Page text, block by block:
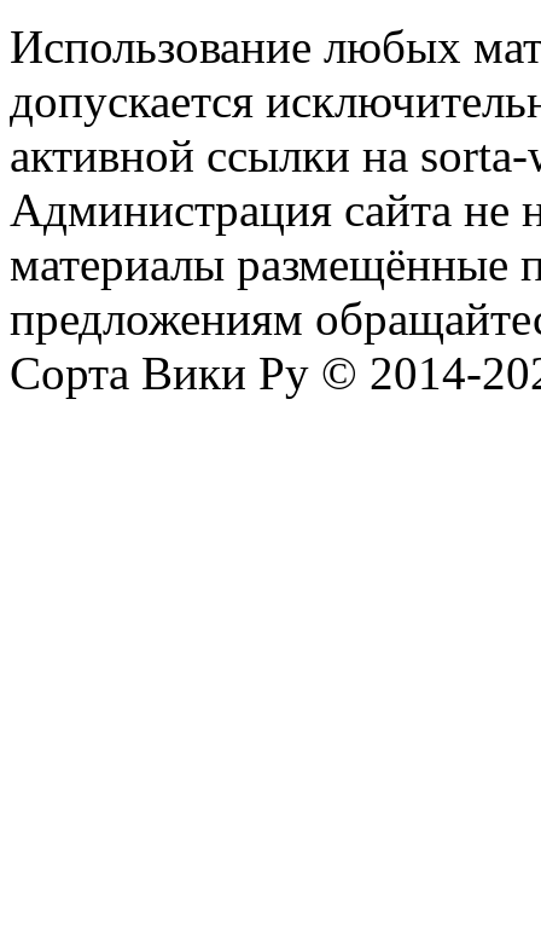
Использование любых
допускается
активной ссылки на
Администрация сайта не
материалы размещённые
предложениям
Сорта Вики Ру © 2014-